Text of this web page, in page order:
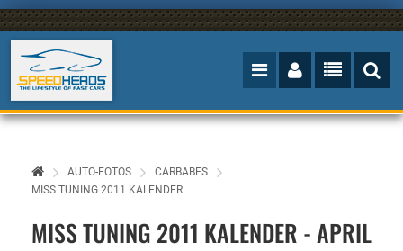
AUTO-FOTOS
CARBABES
MISS TUNING 2011 KALENDER
MISS TUNING 2011 KALENDER - APRIL